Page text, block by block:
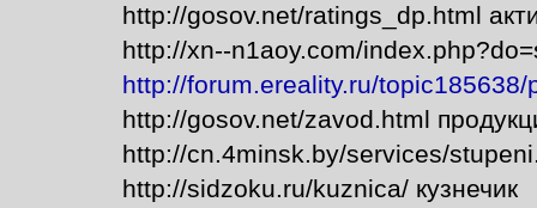
http://gosov.net/ratings_dp.html
http://xn--n1aoy.com/
http://forum.ereality.ru/topic185638/
http://gosov.net/zavod.html
http://cn.4minsk.by/services/
http://sidzoku.ru/kuznica/ кузнечик